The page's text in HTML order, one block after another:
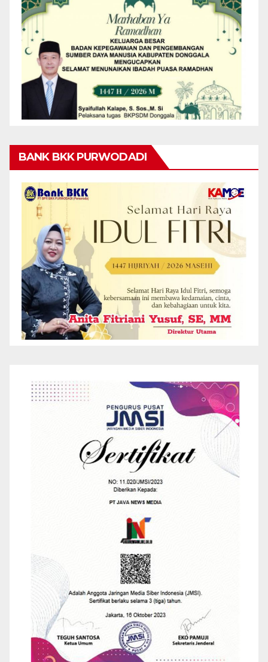
BANK BKK PURWODADI